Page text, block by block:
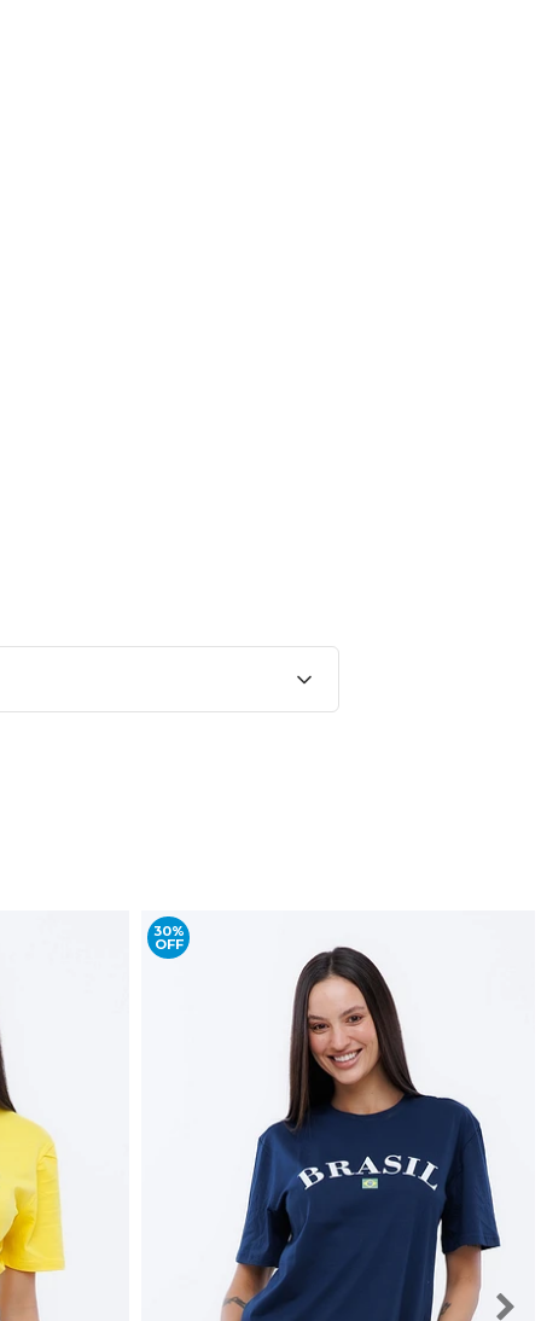
30%
OFF